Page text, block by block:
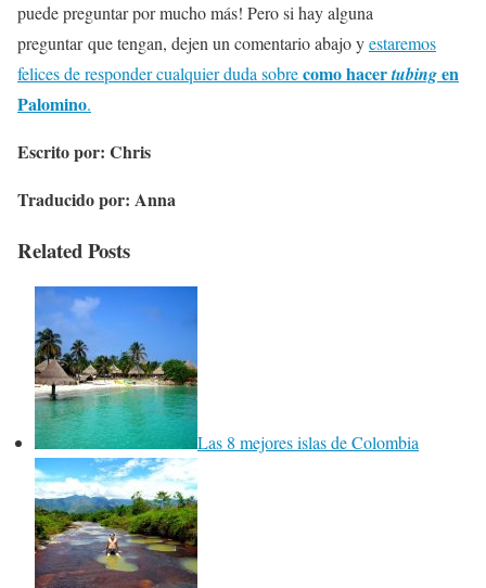
puede preguntar por mucho más! Pero si hay alguna
preguntar que tengan, dejen un comentario abajo yestaremos
felices de responder cualquier duda sobrecomo hacertubingen
Palomino.
Escrito por: Chris
Traducido por: Anna
Related Posts
Las 8 mejores islas de Colombia